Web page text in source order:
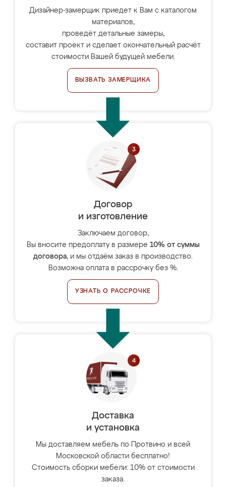
Дизайнер-замерщик приедет к Вам с каталогом
материалов,
проведёт детальные замеры,
составит проект и сделает окончательный расчёт
стоимости Вашей будущей мебели.
ВЫЗВАТЬ ЗАМЕРЩИКА
Договор
и изготовление
Заключаем договор,
Вы вносите предоплату в размере 10% от суммы
договора, и мы отдаём заказ в производство.
Возможна оплата в рассрочку без %.
УЗНАТЬ О РАССРОЧКЕ
Доставка
и установка
Мы доставляем мебель по Протвино и всей
Московской области бесплатно!
Стоимость сборки мебели: 10% от стоимости
заказа.